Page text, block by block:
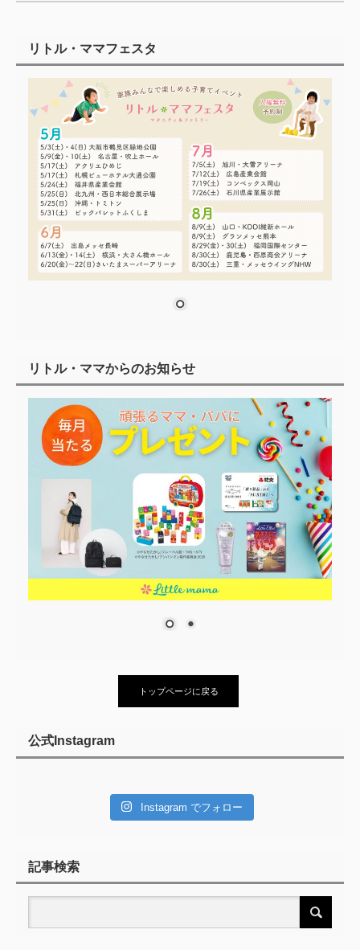
リトル・ママフェスタ
リトル・ママからのお知らせ
トップページに戻る
公式Instagram
Instagram でフォロー
記事検索